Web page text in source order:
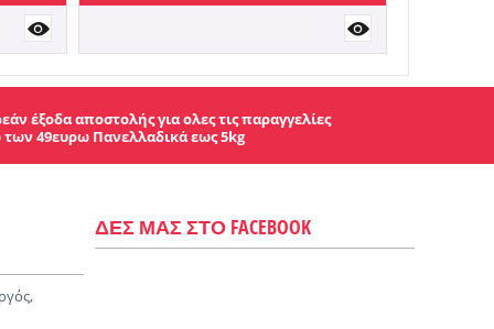
έξοδα αποστολής για ολες τις παραγγελίες
49ευρω Πανελλαδικά εως 5kg
ΔΕΣ ΜΑΣ ΣΤΟ FACEBOOK